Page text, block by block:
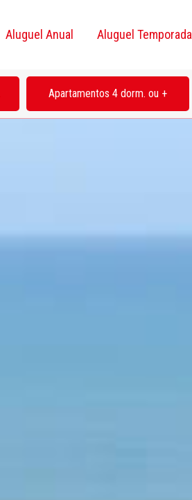
Aluguel Anual Aluguel Temporada
Apartamentos 4 dorm. ou +